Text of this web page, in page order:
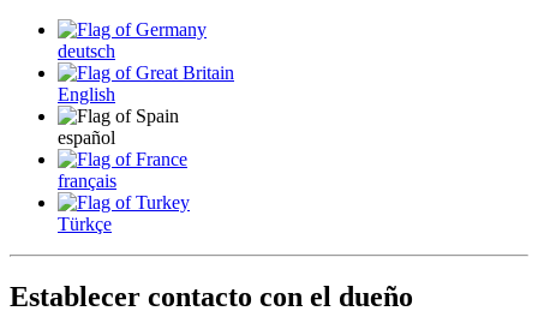
deutsch
English
español
français
Türkçe
Establecer contacto con el dueño